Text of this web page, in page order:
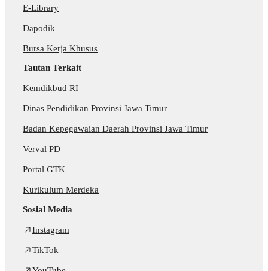
E-Library
Dapodik
Bursa Kerja Khusus
Tautan Terkait
Kemdikbud RI
Dinas Pendidikan Provinsi Jawa Timur
Badan Kepegawaian Daerah Provinsi Jawa Timur
Verval PD
Portal GTK
Kurikulum Merdeka
Sosial Media
Instagram
TikTok